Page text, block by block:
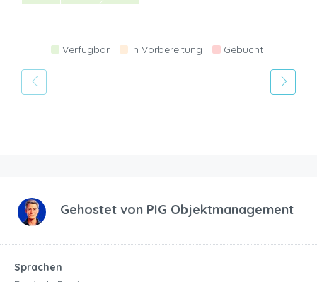
Verfügbar In Vorbereitung Gebucht
Gehostet von PIG Objektmanagement
Sprachen